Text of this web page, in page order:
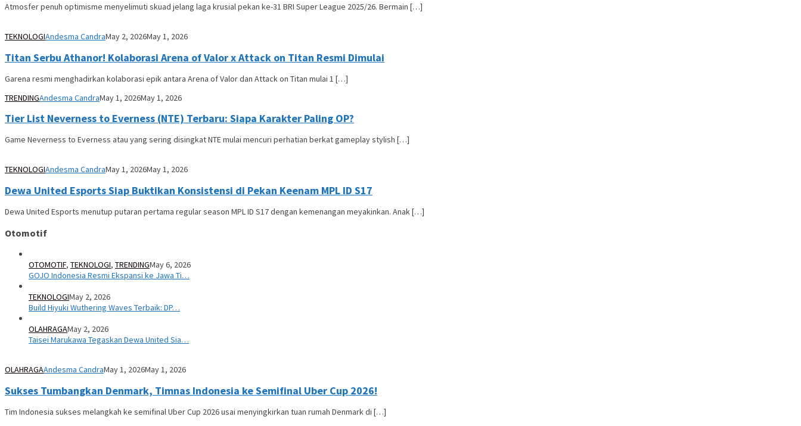
Atmosfer penuh optimisme menyelimuti skuad jelang laga krusial pekan ke-31 BRI Super League 2025/26. Bermain […]
TEKNOLOGIAndesma CandraMay 2, 2026May 1, 2026
Titan Serbu Athanor! Kolaborasi Arena of Valor x Attack on Titan Resmi Dimulai
Garena resmi menghadirkan kolaborasi epik antara Arena of Valor dan Attack on Titan mulai 1 […]
TRENDINGAndesma CandraMay 1, 2026May 1, 2026
Tier List Neverness to Everness (NTE) Terbaru: Siapa Karakter Paling OP?
Game Neverness to Everness atau yang sering disingkat NTE mulai mencuri perhatian berkat gameplay stylish […]
TEKNOLOGIAndesma CandraMay 1, 2026May 1, 2026
Dewa United Esports Siap Buktikan Konsistensi di Pekan Keenam MPL ID S17
Dewa United Esports menutup putaran pertama regular season MPL ID S17 dengan kemenangan meyakinkan. Anak […]
Otomotif
OTOMOTIF, TEKNOLOGI, TRENDINGMay 6, 2026
GOJO Indonesia Resmi Ekspansi ke Jawa Ti…
TEKNOLOGIMay 2, 2026
Build Hiyuki Wuthering Waves Terbaik: DP…
OLAHRAGAMay 2, 2026
Taisei Marukawa Tegaskan Dewa United Sia…
OLAHRAGAAndesma CandraMay 1, 2026May 1, 2026
Sukses Tumbangkan Denmark, Timnas Indonesia ke Semifinal Uber Cup 2026!
Tim Indonesia sukses melangkah ke semifinal Uber Cup 2026 usai menyingkirkan tuan rumah Denmark di […]